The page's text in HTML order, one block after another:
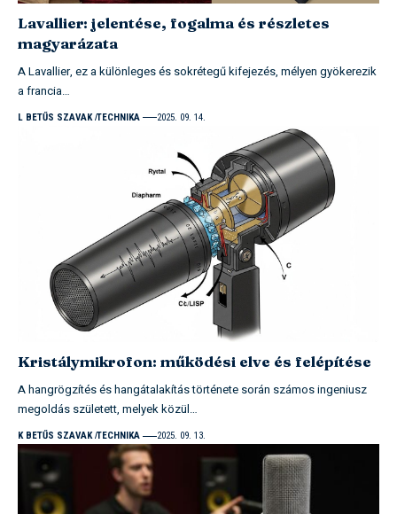
Lavallier: jelentése, fogalma és részletes
magyarázata
A Lavallier, ez a különleges és sokrétegű kifejezés, mélyen gyökerezik
a francia…
L BETŰS SZAVAK TECHNIKA 2025. 09. 14.
Kristálymikrofon: működési elve és felépítése
A hangrögzítés és hangátalakítás története során számos ingeniusz
megoldás született, melyek közül…
K BETŰS SZAVAK TECHNIKA 2025. 09. 13.